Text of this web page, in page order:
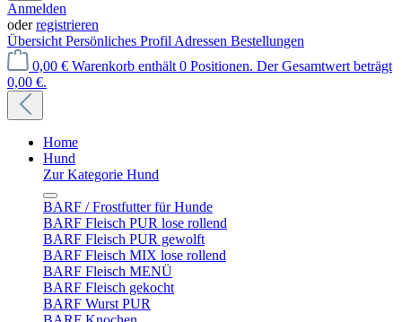
Anmelden
oderregistrieren
Übersicht Persönliches Profil Adressen Bestellungen
0,00 € Warenkorb enthält 0 Positionen. Der Gesamtwert beträgt
0,00 €.
Home
Hund
Zur Kategorie Hund
BARF / Frostfutter für Hunde
BARF Fleisch PUR lose rollend
BARF Fleisch PUR gewolft
BARF Fleisch MIX lose rollend
BARF Fleisch MENÜ
BARF Fleisch gekocht
BARF Wurst PUR